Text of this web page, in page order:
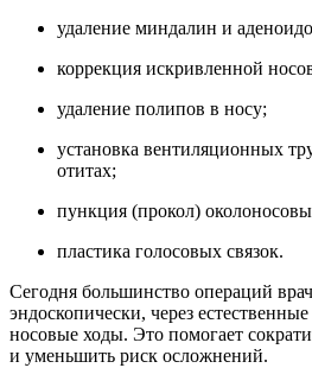
удаление миндалин и
коррекция искривленной
удаление полипов в носу;
установка вентиляционных
отитах;
пункция (прокол)
пластика голосовых связок.
Сегодня большинство операций
эндоскопически, через
носовые ходы. Это помогает
и уменьшить риск осложнений.